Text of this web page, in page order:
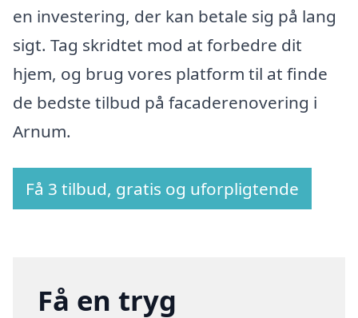
en investering, der kan betale sig på lang
sigt. Tag skridtet mod at forbedre dit
hjem, og brug vores platform til at finde
de bedste tilbud på facaderenovering i
Arnum.
Få 3 tilbud, gratis og uforpligtende
Få en tryg